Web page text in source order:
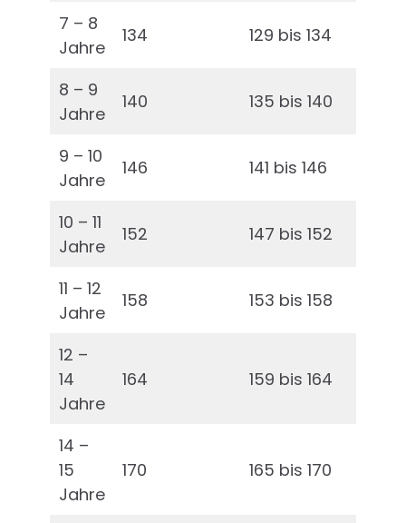
7 – 8
Jahre
134 129 bis 134
8 – 9
Jahre
140 135 bis 140
9 – 10
Jahre
146 141 bis 146
10 – 11
Jahre
152 147 bis 152
11 – 12
Jahre
158 153 bis 158
12 –
14
Jahre
164 159 bis 164
14 –
15
Jahre
170 165 bis 170